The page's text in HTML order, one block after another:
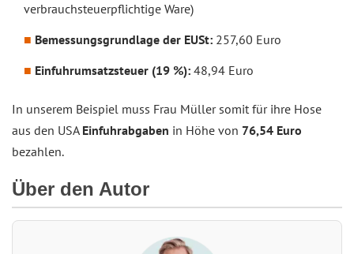
verbrauchsteuerpflichtige Ware)
Bemessungsgrundlage der EUSt: 257,60 Euro
Einfuhrumsatzsteuer (19 %): 48,94 Euro
In unserem Beispiel muss Frau Müller somit für ihre Hose
aus den USA Einfuhrabgaben in Höhe von 76,54 Euro
bezahlen.
Über den Autor